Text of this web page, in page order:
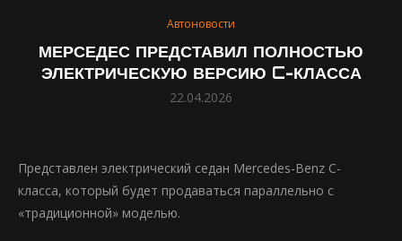
Автоновости
МЕРСЕДЕС ПРЕДСТАВИЛ ПОЛНОСТЬЮ
ЭЛЕКТРИЧЕСКУЮ ВЕРСИЮ C-КЛАССА
22.04.2026
Представлен электрический седан Mercedes-Benz C-
класса, который будет продаваться параллельно с
«традиционной» моделью.